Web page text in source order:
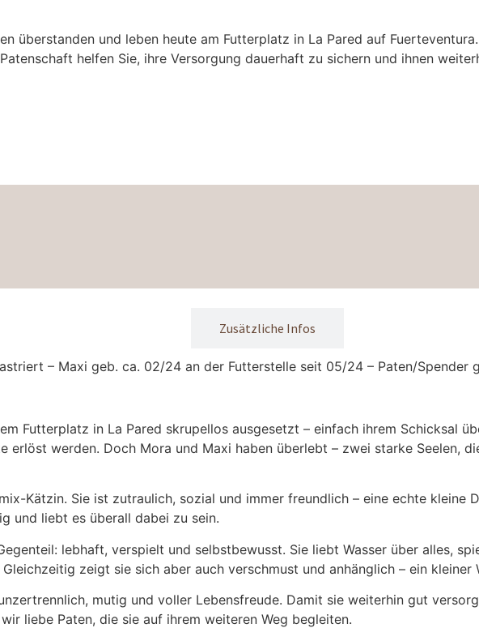
überstanden und leben heute am Futterplatz in La Pared auf
helfen Sie, ihre Versorgung dauerhaft zu sichern und ihnen
Zusätzliche Infos
– Maxi geb. ca. 02/24 an der Fut­ter­stel­le seit 05/24 – Paten/Spender
Fut­ter­platz in La Pared skru­pel­los aus­ge­setzt – ein­fach ihrem Schick­sal
wer­den. Doch Mora und Maxi haben über­lebt – zwei star­ke See­len,
Kät­zin. Sie ist zutrau­lich, sozi­al und immer freund­lich – eine ech­te klei­ne
und liebt es über­all dabei zu sein.
leb­haft, ver­spielt und selbst­be­wusst. Sie liebt Was­ser über alles,
zeigt sie sich aber auch ver­schmust und anhäng­lich – ein
mutig und vol­ler Lebens­freu­de. Damit sie wei­ter­hin gut
lie­be Paten, die sie auf ihrem wei­te­ren Weg beglei­ten.